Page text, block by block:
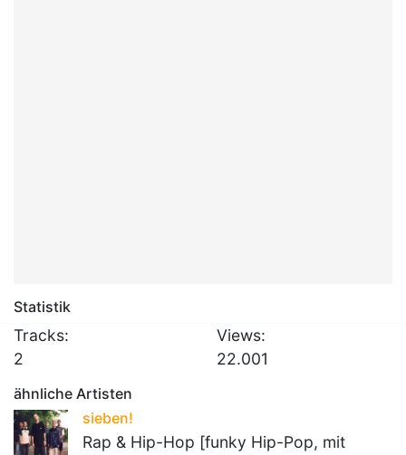
Statistik
Tracks:
2
Views:
22.001
ähnliche Artisten
sieben!
Rap & Hip-Hop [funky Hip-Pop, mit